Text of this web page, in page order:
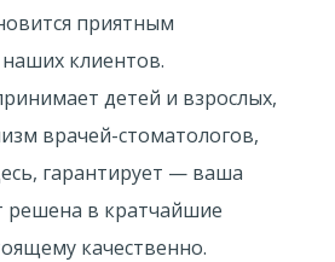
приятным
клиентов.
детей и взрослых,
врачей-стоматологов,
гарантирует — ваша
решена в кратчайшие
качественно.